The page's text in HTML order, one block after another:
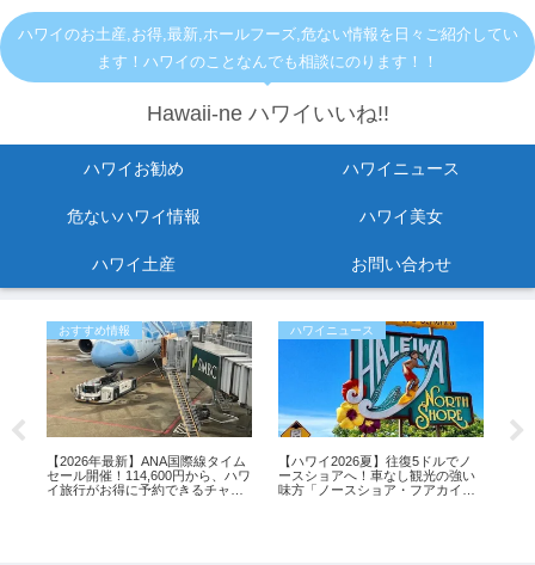
ハワイのお土産,お得,最新,ホールフーズ,危ない情報を日々ご紹介してい
ます！ハワイのことなんでも相談にのります！！
Hawaii-ne ハワイいいね!!
ハワイお勧め ハワイニュース
危ないハワイ情報 ハワイ美女
ハワイ土産 お問い合わせ
おすすめ情報
【2026年最新】ANA国際線タイム
セール開催！114,600円から、ハワ
イ旅行がお得に予約できるチャン
ハワイニュース
【ハワイ2026夏】往復5ドルでノ
ースショアへ！車なし観光の強い
味方「ノースショア・フアカイ」